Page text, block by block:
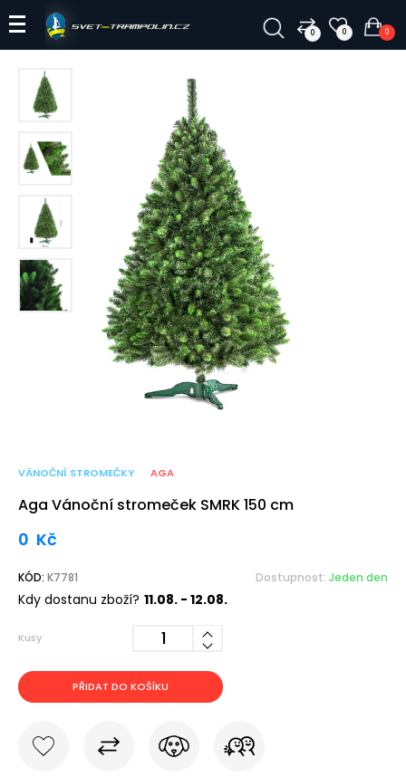
0 0 0
VÁNOČNÍ STROMEČKY AGA
Aga Vánoční stromeček SMRK 150 cm
0 Kč
KÓD: K7781 Dostupnost: Jeden den
Kdy dostanu zboží? 11.08. - 12.08.
Kusy
PŘIDAT DO KOŠÍKU